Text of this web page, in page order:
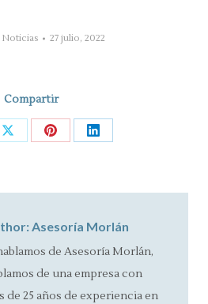
Noticias 27 julio, 2022
Compartir
Share Share Share
Asesoría Morlán
de Asesoría Morlán,
de una empresa con
de 25 años de experiencia en